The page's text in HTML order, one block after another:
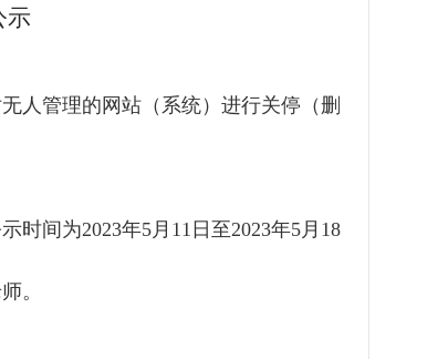
示
人管理的网站（系统）进行关停（删
时间为2023年5月 11 日至2023年5月18
。